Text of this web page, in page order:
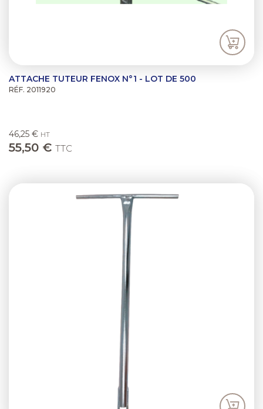
ATTACHE TUTEUR FENOX N°1 - LOT DE 500
RÉF. 2011920
46,25 € HT
55,50 € TTC